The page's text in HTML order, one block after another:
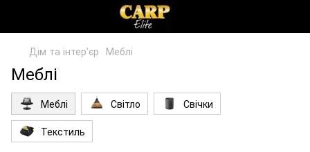
Дім та інтерʼєр Меблі
Меблі
Меблі Світло
Свічки
Текстиль